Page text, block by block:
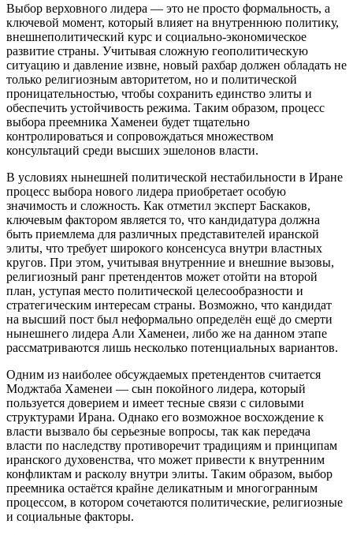
Выбор верховного лидера — это не просто формальность, а
ключевой момент, который влияет на внутреннюю политику,
внешнеполитический курс и социально-экономическое
развитие страны. Учитывая сложную геополитическую
ситуацию и давление извне, новый рахбар должен обладать не
только религиозным авторитетом, но и политической
проницательностью, чтобы сохранить единство элиты и
обеспечить устойчивость режима. Таким образом, процесс
выбора преемника Хаменеи будет тщательно
контролироваться и сопровождаться множеством
консультаций среди высших эшелонов власти.
В условиях нынешней политической нестабильности в Иране
процесс выбора нового лидера приобретает особую
значимость и сложность. Как отметил эксперт Баскаков,
ключевым фактором является то, что кандидатура должна
быть приемлема для различных представителей иранской
элиты, что требует широкого консенсуса внутри властных
кругов. При этом, учитывая внутренние и внешние вызовы,
религиозный ранг претендентов может отойти на второй
план, уступая место политической целесообразности и
стратегическим интересам страны. Возможно, что кандидат
на высший пост был неформально определён ещё до смерти
нынешнего лидера Али Хаменеи, либо же на данном этапе
рассматриваются лишь несколько потенциальных вариантов.
Одним из наиболее обсуждаемых претендентов считается
Моджтаба Хаменеи — сын покойного лидера, который
пользуется доверием и имеет тесные связи с силовыми
структурами Ирана. Однако его возможное восхождение к
власти вызвало бы серьезные вопросы, так как передача
власти по наследству противоречит традициям и принципам
иранского духовенства, что может привести к внутренним
конфликтам и расколу внутри элиты. Таким образом, выбор
преемника остаётся крайне деликатным и многогранным
процессом, в котором сочетаются политические, религиозные
и социальные факторы.